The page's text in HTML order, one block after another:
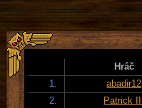
Hráč
1.
abadir12
2.
Patrick II.